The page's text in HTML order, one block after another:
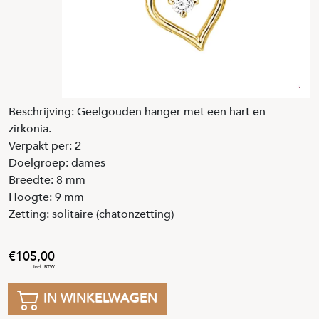
Beschrijving: Geelgouden hanger met een hart en
zirkonia.
Verpakt per: 2
Doelgroep: dames
Breedte: 8 mm
Hoogte: 9 mm
Zetting: solitaire (chatonzetting)
105,00
IN WINKELWAGEN